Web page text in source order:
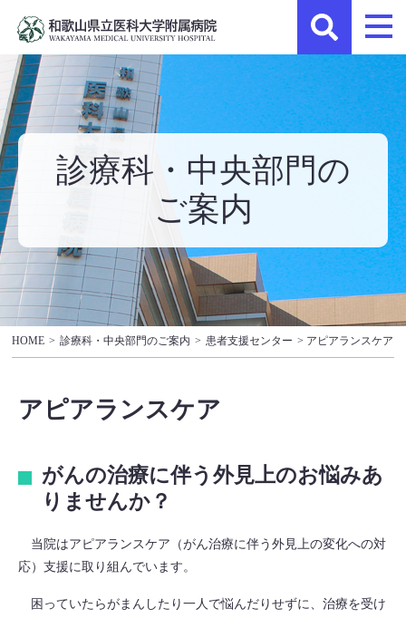
診療科・中央部門の
ご案内
HOME > 診療科・中央部門のご案内 > 患者支援センター > アピアランスケア
アピアランスケア
がんの治療に伴う外見上のお悩みあ
りませんか？
当院はアピアランスケア（がん治療に伴う外見上の変化への対
応）支援に取り組んでいます。
困っていたらがまんしたり一人で悩んだりせずに、治療を受け